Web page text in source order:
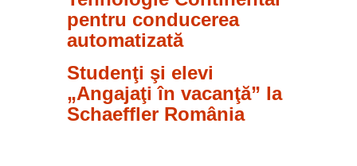
pentru conducerea
automatizată
Studenţi şi elevi
„Angajaţi în vacanţă” la
Schaeffler România